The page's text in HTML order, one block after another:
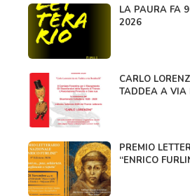
LA PAURA FA
2026
CARLO
TADDEA A VIA
PREMIO
“ENRICO